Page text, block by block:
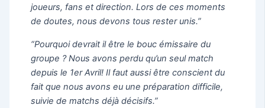
joueurs, fans et direction. Lors de ces moments
de doutes, nous devons tous rester unis.”
“Pourquoi devrait il être le bouc émissaire du
groupe ? Nous avons perdu qu’un seul match
depuis le 1er Avril! Il faut aussi être conscient du
fait que nous avons eu une préparation difficile,
suivie de matchs déjà décisifs.”